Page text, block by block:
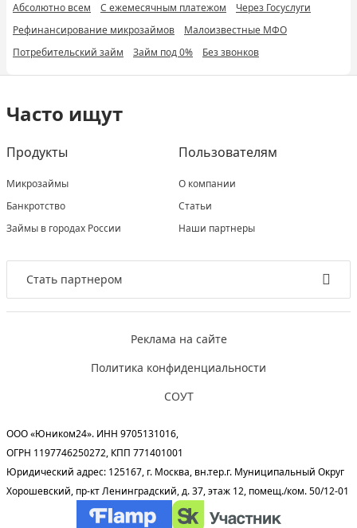
Абсолютно всем С ежемесячным платежом
Через Госуслуги
Рефинансирование микрозаймов
Малоизвестные МФО
Потребительский займ
Займ под 0% Без звонков
Часто ищут
Продукты
Микрозаймы
Банкротство
Займы в городах России
Пользователям
О компании
Статьи
Наши партнеры
Стать партнером
Реклама на сайте
Политика конфиденциальности
СОУТ
ООО «Юником24». ИНН 9705131016,
ОГРН 1197746250272, КПП 771401001
Юридический адрес: 125167, г. Москва, вн.тер.г. Муниципальный Округ
Хорошевский, пр-кт Ленинградский, д. 37, этаж 12, помещ./ком. 50/12-01